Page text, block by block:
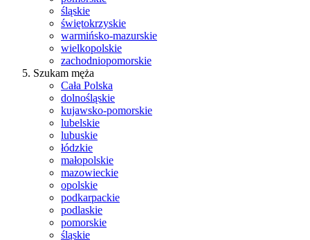
śląskie
świętokrzyskie
warmińsko-mazurskie
wielkopolskie
zachodniopomorskie
Szukam męża
Cała Polska
dolnośląskie
kujawsko-pomorskie
lubelskie
lubuskie
łódzkie
małopolskie
mazowieckie
opolskie
podkarpackie
podlaskie
pomorskie
śląskie